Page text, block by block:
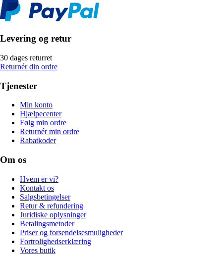
Levering og retur
30 dages returret
Returnér din ordre
Tjenester
Min konto
Hjælpecenter
Følg min ordre
Returnér min ordre
Rabatkoder
Om os
Hvem er vi?
Kontakt os
Salgsbetingelser
Retur & refundering
Juridiske oplysninger
Betalingsmetoder
Priser og forsendelsesmuligheder
Fortrolighedserklæring
Vores butik